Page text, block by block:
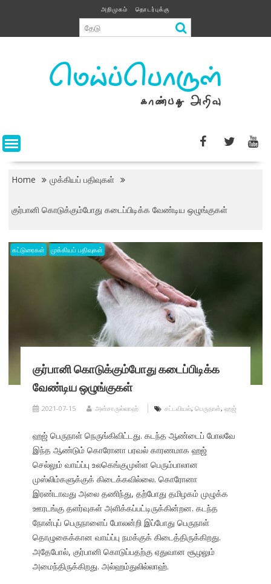
content
அறிமுகம் தொடர்புக்கு
Home முக்கியப் பதிவுகள்
குர்பானி கொடுக்கும்போது கடைப்பிடிக்க வேண்டிய ஒழுங்குகள்
கட்டுரைகள் முக்கியப் பதிவுகள்
குர்பானி கொடுக்கும்போது கடைப்பிடிக்க
வேண்டிய ஒழுங்குகள்
2021-07-15 அன்சாருல்லாஹ் சட்டவியல், பெருநாள், ஹஜ்
ஹஜ் பெருநாள் நெருங்கிவிட்டது. கடந்த ஆண்டைப் போலவே
இந்த ஆண்டும் கொரோனா பரவல் காரணமாக ஹஜ்
செல்லும் வாய்ப்பு உலகெங்குமுள்ள பெரும்பாலான
முஸ்லிம்களுக்குக் கிடைக்கவில்லை. கொரோனா
இரண்டாவது அலை தணிந்து, தற்போது தமிழகம் முழுக்க
ஊரடங்கு தளர்வுகள் அளிக்கப்பட்டிருக்கின்றன. கடந்த
நோன்புப் பெருநாளைப் போலன்றி இப்போது பெருநாள்
தொழுகைக்கான வாய்ப்பு நமக்குக் கிடைத்திருக்கிறது.
அதேபோல், குர்பானி கொடுப்பதற்கு ஏதுவான சூழலும்
அமைந்திருக்கிறது. அல்ஹம்துலில்லாஹ்.